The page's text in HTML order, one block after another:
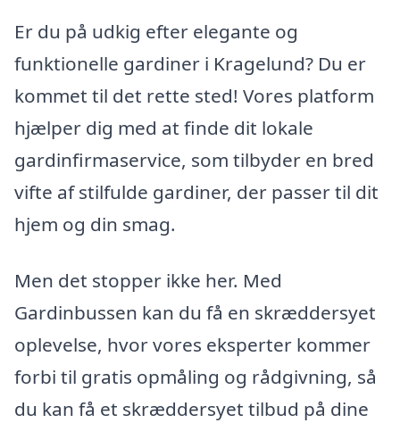
Er du på udkig efter elegante og
funktionelle gardiner i Kragelund? Du er
kommet til det rette sted! Vores platform
hjælper dig med at finde dit lokale
gardinfirmaservice, som tilbyder en bred
vifte af stilfulde gardiner, der passer til dit
hjem og din smag.
Men det stopper ikke her. Med
Gardinbussen kan du få en skræddersyet
oplevelse, hvor vores eksperter kommer
forbi til gratis opmåling og rådgivning, så
du kan få et skræddersyet tilbud på dine